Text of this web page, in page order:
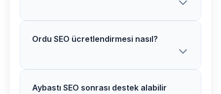
Aybastı bölgesindeki SEO projelerimiz
uzayabilir.
Ordu SEO ücretlendirmesi nasıl?
Ordu bölgesinde SEO ücretlerimiz proje
Aybastı SEO sonrası destek alabilir